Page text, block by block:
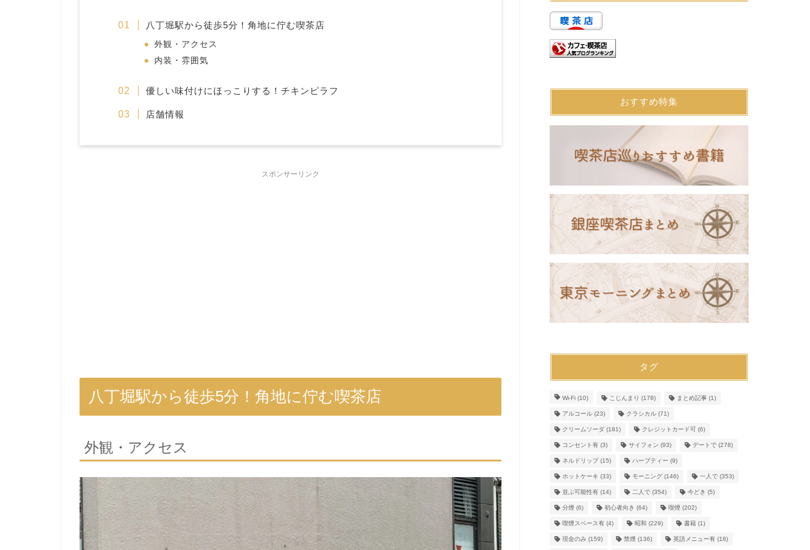
八丁堀駅から徒歩5分！角地に佇む喫茶店
外観・アクセス
内装・雰囲気
優しい味付けにほっこりする！チキンピラフ
店舗情報
スポンサーリンク
八丁堀駅から徒歩5分！角地に佇む喫茶店
外観・アクセス
おすすめ特集
タグ
Wi-Fi(10) こじんまり (178) まとめ記事(1)
アルコール(23) クラシカル(71)
クリームソーダ(181) クレジットカード可(6)
コンセント有(3) サイフォン (93) デートで(278)
ネルドリップ(15) ハーブティー (9)
ホットケーキ (33) モーニング(146) 一人で(353)
並ぶ可能性有(14) 二人で(354) 今どき (5)
分煙(6) 初心者向き (64) 喫煙(202)
喫煙スペース有(4) 昭和 (229) 書籍(1)
現金のみ(159) 禁煙(136) 英語メニュー有(18)